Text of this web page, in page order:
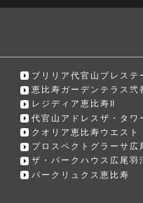
ブリリア代官山プレステ
恵比寿ガーデンテラス弐
レジディア恵比寿Ⅱ
代官山アドレスザ・タワ
クオリア恵比寿ウエスト
プロスペクトグラーサ広
ザ・パークハウス広尾羽
パークリュクス恵比寿